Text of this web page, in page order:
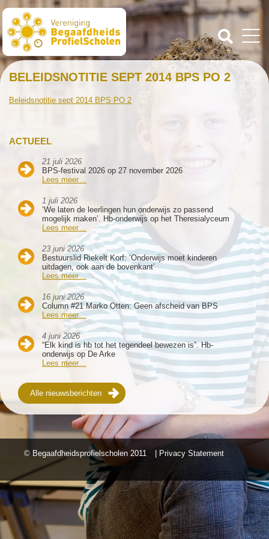
ACTUEEL
21 juli 2026
BPS-festival 2026 op 27 november 2026
Lees meer…
1 juli 2026
‘We laten de leerlingen hun onderwijs zo passend
mogelijk maken’. Hb-onderwijs op het Theresialyceum
Lees meer…
23 juni 2026
Bestuurslid Riekelt Korf: ‘Onderwijs moet kinderen
uitdagen, ook aan de bovenkant’
Lees meer…
16 juni 2026
Column #21 Marko Otten: Geen afscheid van BPS
Lees meer…
4 juni 2026
“Elk kind is hb tot het tegendeel bewezen is”. Hb-
onderwijs op De Arke
Lees meer…
Alle nieuwsberichten
BELEIDSNOTITIE SEPT 2014 BPS PO 2
Beleidsnotitie sept 2014 BPS PO 2
© Begaafdheidsprofielscholen 2011 | Privacy Statement